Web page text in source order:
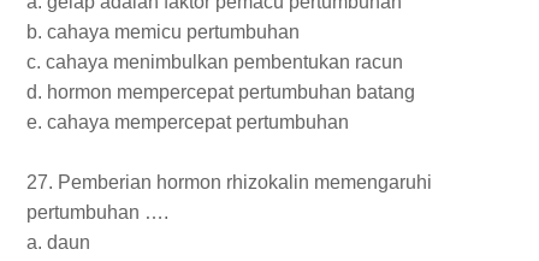
b. cahaya memicu pertumbuhan
c. cahaya menimbulkan pembentukan racun
d. hormon mempercepat pertumbuhan batang
e. cahaya mempercepat pertumbuhan
27. Pemberian hormon rhizokalin memengaruhi
pertumbuhan ….
a. daun